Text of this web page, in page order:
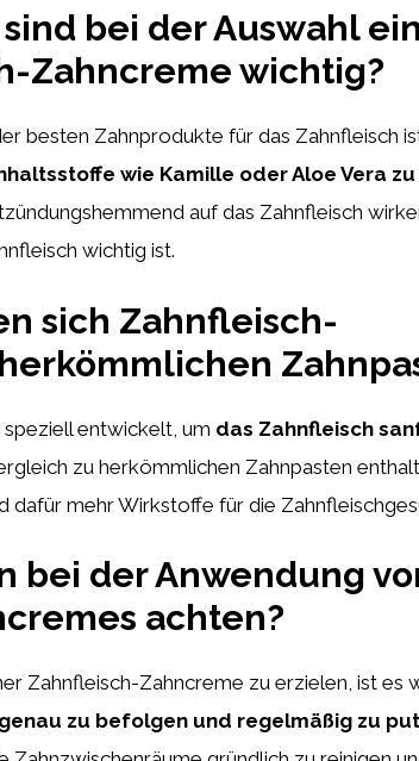
bei der Auswahl
Zahncreme wichtig?
besten Zahnprodukte für das Zahnfleisch
wie Kamille oder Aloe Vera
auf das Zahnfleisch
wichtig ist.
sich Zahnfleisch-
entwickelt, um das Zahnfleisch
zu herkömmlichen Zahnpasten
dafür mehr Wirkstoffe für die
bei der Anwendung
achten?
Zahnfleisch-Zahncreme zu erzielen, ist es
zu befolgen und regelmäßig zu